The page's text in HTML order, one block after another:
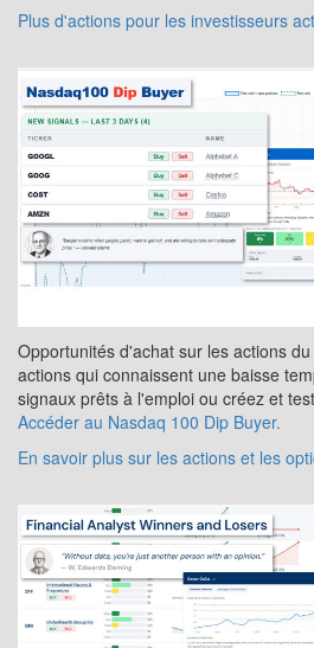
Plus d'actions pour les investisseurs
Opportunités d'achat sur les actions
actions qui connaissent une baisse
signaux prêts à l'emploi ou créez et
Accéder au Nasdaq 100 Dip Buyer.
En savoir plus sur les actions et les